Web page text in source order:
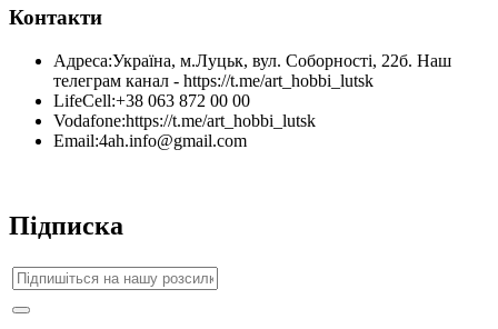
Контакти
Адреса:Україна, м.Луцьк, вул. Соборності, 22б. Наш
телеграм канал - https://t.me/art_hobbi_lutsk
LifeCell:+38 063 872 00 00
Vodafone:https://t.me/art_hobbi_lutsk
Email:4ah.info@gmail.com
Підписка